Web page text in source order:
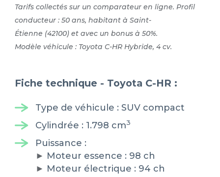
Tarifs collectés sur un comparateur en ligne. Profil
conducteur : 50 ans, habitant à Saint-
Étienne (42100) et avec un bonus à 50%.
Modèle véhicule : Toyota C-HR Hybride, 4 cv.
Fiche technique - Toyota C-HR :
Type de véhicule : SUV compact
Cylindrée : 1.798 cm3
Puissance :
► Moteur essence : 98 ch
► Moteur électrique : 94 ch